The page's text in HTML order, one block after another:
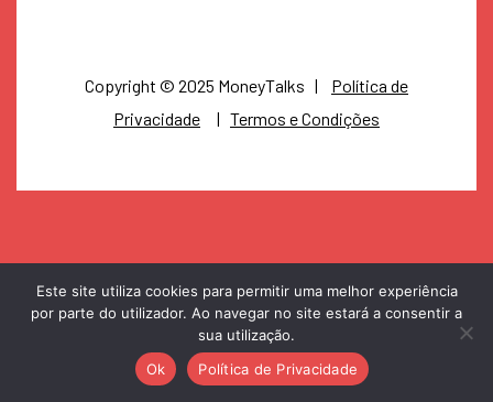
Copyright © 2025 MoneyTalks |
Política de
Privacidade
| Termos e Condições
Este site utiliza cookies para permitir uma melhor experiência
por parte do utilizador. Ao navegar no site estará a consentir a
sua utilização.
Ok
Política de Privacidade